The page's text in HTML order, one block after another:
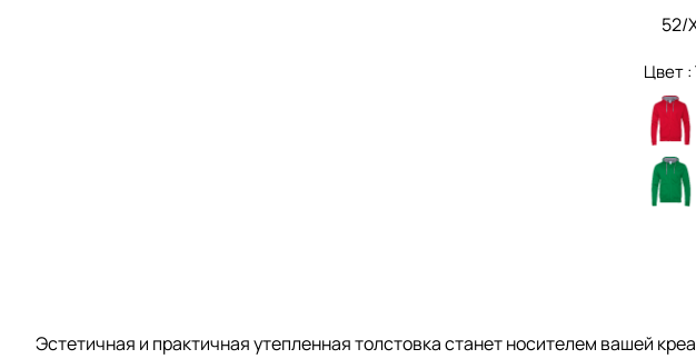
52/
Цвет :
Эстетичная и практичная утепленная толстовка станет носителем вашей